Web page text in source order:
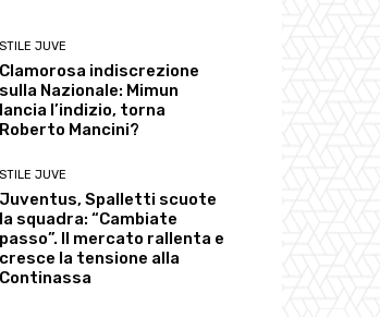
STILE JUVE
Clamorosa indiscrezione
sulla Nazionale: Mimun
lancia l’indizio, torna
Roberto Mancini?
STILE JUVE
Juventus, Spalletti scuote
la squadra: “Cambiate
passo”. Il mercato rallenta e
cresce la tensione alla
Continassa